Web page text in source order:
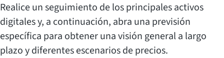
Realice un seguimiento de los principales activos
digitales y, a continuación, abra una previsión
específica para obtener una visión general a largo
plazo y diferentes escenarios de precios.